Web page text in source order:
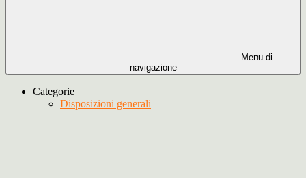
Menu di
navigazione
Categorie
Disposizioni generali